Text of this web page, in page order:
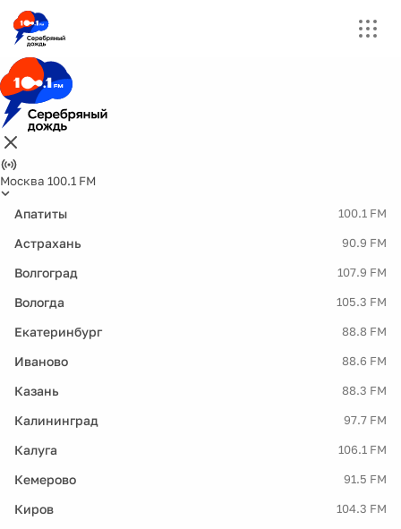
Москва 100.1 FM
Апатиты 100.1 FM
Астрахань 90.9 FM
Волгоград 107.9 FM
Вологда 105.3 FM
Екатеринбург 88.8 FM
Иваново 88.6 FM
Казань 88.3 FM
Калининград 97.7 FM
Калуга 106.1 FM
Кемерово 91.5 FM
Киров 104.3 FM